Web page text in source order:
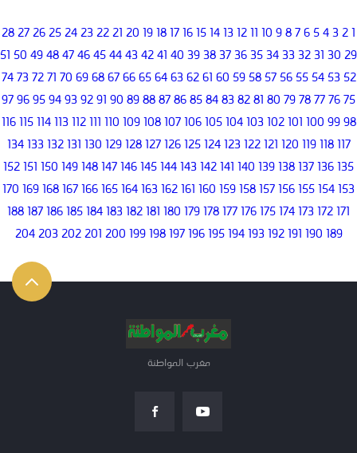
1
2
3
4
5
6
7
8
9
10
11
12
13
14
15
16
17
18
19
20
21
22
23
24
25
26
27
28
29
30
31
32
33
34
35
36
37
38
39
40
41
42
43
44
45
46
47
48
49
50
51
52
53
54
55
56
57
58
59
60
61
62
63
64
65
66
67
68
69
70
71
72
73
74
75
76
77
78
79
80
81
82
83
84
85
86
87
88
89
90
91
92
93
94
95
96
97
98
99
100
101
102
103
104
105
106
107
108
109
110
111
112
113
114
115
116
117
118
119
120
121
122
123
124
125
126
127
128
129
130
131
132
133
134
135
136
137
138
139
140
141
142
143
144
145
146
147
148
149
150
151
152
153
154
155
156
157
158
159
160
161
162
163
164
165
166
167
168
169
170
171
172
173
174
175
176
177
178
179
180
181
182
183
184
185
186
187
188
189
190
191
192
193
194
195
196
197
198
199
200
201
202
203
204
مغرب المواطنة